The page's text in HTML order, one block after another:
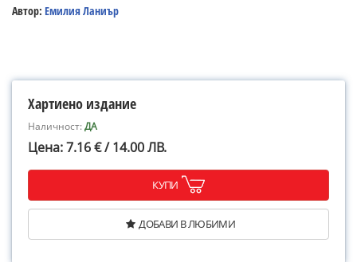
Автор: Емилия Ланиър
Хартиено издание
Наличност:ДА
Цена: 7.16 € / 14.00 ЛВ.
КУПИ
ДОБАВИ В ЛЮБИМИ